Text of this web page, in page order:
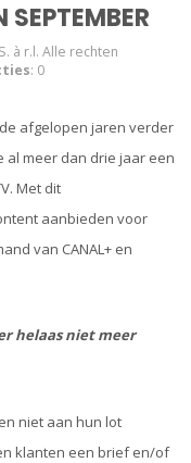
à r.l. Alle rechten
: 0
afgelopen jaren verder
al meer dan drie jaar een
Met dit
aanbieden voor
van CANAL+ en
helaas niet meer
niet aan hun lot
klanten een brief en/of